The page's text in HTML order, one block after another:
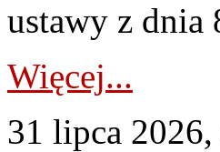
ustawy z dnia
Więcej...
31 lipca